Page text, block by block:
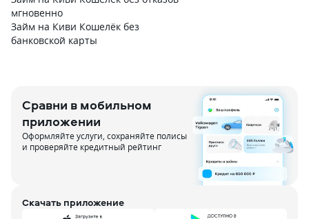
мгновенно
Займ на Киви Кошелёк без
банковской карты
Сравни в мобильном
приложении
Оформляйте услуги, сохраняйте полисы
и проверяйте кредитный рейтинг
Скачать приложение